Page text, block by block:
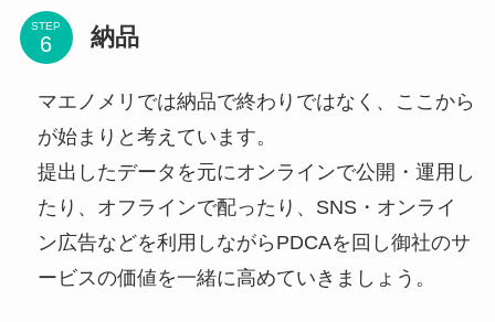
STEP 納品
マエノメリでは納品で終わりではなく、ここから
が始まりと考えています。
提出したデータを元にオンラインで公開・運用し
たり、オフラインで配ったり、SNS・オンライ
ン広告などを利用しながらPDCAを回し御社のサ
ービスの価値を一緒に高めていきましょう。